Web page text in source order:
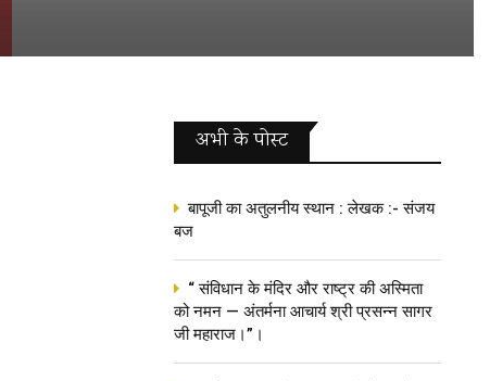
अभी के पोस्‍ट
बापूजी का अतुलनीय स्थान : लेखक :- संजय
बज
“ संविधान के मंदिर और राष्ट्र की अस्मिता
को नमन — अंतर्मना आचार्य श्री प्रसन्न सागर
जी महाराज।”।